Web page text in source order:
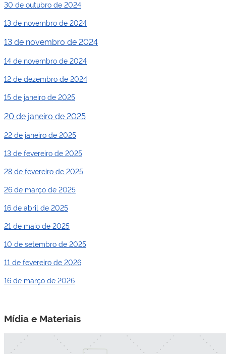
30 de outubro de 2024
13 de novembro de 2024
13 de novembro de 2024
14 de novembro de 2024
12 de dezembro de 2024
15 de janeiro de 2025
20 de janeiro de 2025
22 de janeiro de 2025
13 de fevereiro de 2025
28 de fevereiro de 2025
26 de março de 2025
16 de abril de 2025
21 de maio de 2025
10 de setembro de 2025
11 de fevereiro de 2026
16 de março de 2026
Mídia e Materiais